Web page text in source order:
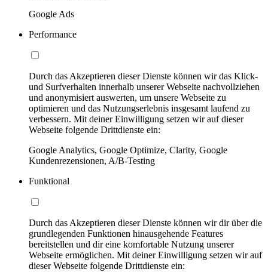
Google Ads
Performance
Durch das Akzeptieren dieser Dienste können wir das Klick-
und Surfverhalten innerhalb unserer Webseite nachvollziehen
und anonymisiert auswerten, um unsere Webseite zu
optimieren und das Nutzungserlebnis insgesamt laufend zu
verbessern. Mit deiner Einwilligung setzen wir auf dieser
Webseite folgende Drittdienste ein:
Google Analytics, Google Optimize, Clarity, Google
Kundenrezensionen, A/B-Testing
Funktional
Durch das Akzeptieren dieser Dienste können wir dir über die
grundlegenden Funktionen hinausgehende Features
bereitstellen und dir eine komfortable Nutzung unserer
Webseite ermöglichen. Mit deiner Einwilligung setzen wir auf
dieser Webseite folgende Drittdienste ein: